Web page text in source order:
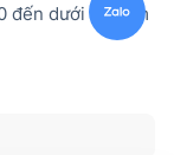
đến dưới 15 năm